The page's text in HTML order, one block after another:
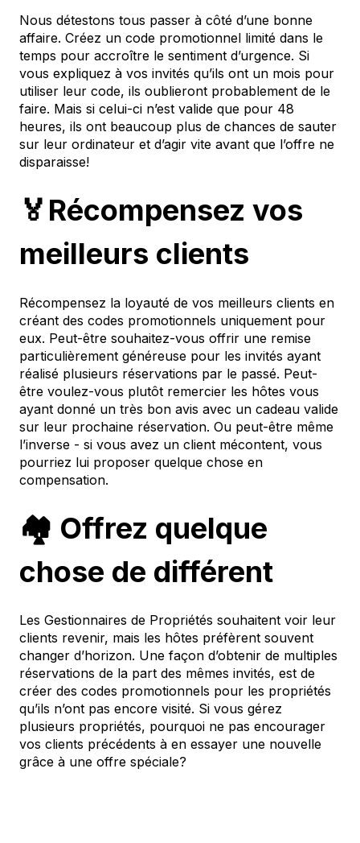
Nous détestons tous passer à côté d’une bonne
affaire. Créez un code promotionnel limité dans le
temps pour accroître le sentiment d’urgence. Si
vous expliquez à vos invités qu’ils ont un mois pour
utiliser leur code, ils oublieront probablement de le
faire. Mais si celui-ci n’est valide que pour 48
heures, ils ont beaucoup plus de chances de sauter
sur leur ordinateur et d’agir vite avant que l’offre ne
disparaisse!
🏅Récompensez vos
meilleurs clients
Récompensez la loyauté de vos meilleurs clients en
créant des codes promotionnels uniquement pour
eux. Peut-être souhaitez-vous offrir une remise
particulièrement généreuse pour les invités ayant
réalisé plusieurs réservations par le passé. Peut-
être voulez-vous plutôt remercier les hôtes vous
ayant donné un très bon avis avec un cadeau valide
sur leur prochaine réservation. Ou peut-être même
l’inverse - si vous avez un client mécontent, vous
pourriez lui proposer quelque chose en
compensation.
🏘 Offrez quelque
chose de différent
Les Gestionnaires de Propriétés souhaitent voir leur
clients revenir, mais les hôtes préfèrent souvent
changer d’horizon. Une façon d’obtenir de multiples
réservations de la part des mêmes invités, est de
créer des codes promotionnels pour les propriétés
qu’ils n’ont pas encore visité. Si vous gérez
plusieurs propriétés, pourquoi ne pas encourager
vos clients précédents à en essayer une nouvelle
grâce à une offre spéciale?